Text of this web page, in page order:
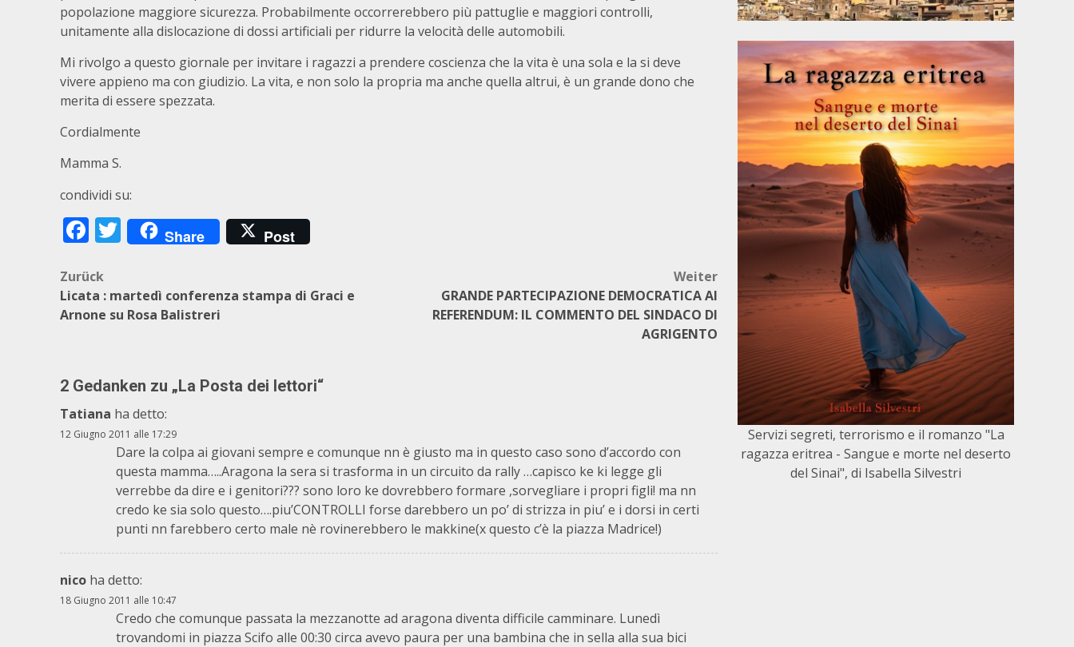
popolazione maggiore sicurezza. Probabilmente occorrerebbero più pattuglie e maggiori controlli,
unitamente alla dislocazione di dossi artificiali per ridurre la velocità delle automobili.
Mi rivolgo a questo giornale per invitare i ragazzi a prendere coscienza che la vita è una sola e la si deve
vivere appieno ma con giudizio. La vita, e non solo la propria ma anche quella altrui, è un grande dono che
merita di essere spezzata.
Cordialmente
Mamma S.
condividi su:
Facebook
Twitter
Share Post
Beitragsnavigation
Zurück
Licata : martedì conferenza stampa di Graci e
Arnone su Rosa Balistreri
Weiter
GRANDE PARTECIPAZIONE DEMOCRATICA AI
REFERENDUM: IL COMMENTO DEL SINDACO DI
AGRIGENTO
2 Gedanken zu „La Posta dei lettori“
Tatiana ha detto:
12 Giugno 2011 alle 17:29
Dare la colpa ai giovani sempre e comunque nn è giusto ma in questo caso sono d’accordo con
questa mamma…..Aragona la sera si trasforma in un circuito da rally …capisco ke ki legge gli
verrebbe da dire e i genitori??? sono loro ke dovrebbero formare ,sorvegliare i propri figli! ma nn
credo ke sia solo questo….piu’CONTROLLI forse darebbero un po’ di strizza in piu’ e i dorsi in certi
punti nn farebbero certo male nè rovinerebbero le makkine(x questo c’è la piazza Madrice!)
nico ha detto:
18 Giugno 2011 alle 10:47
Credo che comunque passata la mezzanotte ad aragona diventa difficile camminare. Lunedì
trovandomi in piazza Scifo alle 00:30 circa avevo paura per una bambina che in sella alla sua bici
Servizi segreti, terrorismo e il romanzo "La
ragazza eritrea - Sangue e morte nel deserto
del Sinai", di Isabella Silvestri